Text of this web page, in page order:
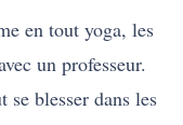
en tout yoga, les
un professeur.
blesser dans les